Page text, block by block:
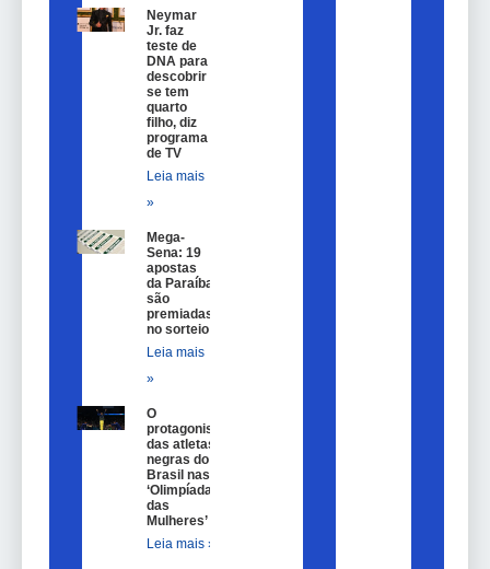
Neymar
Jr. faz
teste de
DNA para
descobrir
se tem
quarto
filho, diz
programa
de TV
Leia mais
»
Mega-
Sena: 19
apostas
da Paraíba
são
premiadas
no sorteio
Leia mais
»
O
protagonismo
das atletas
negras do
Brasil nas
‘Olimpíadas
das
Mulheres’
Leia mais »